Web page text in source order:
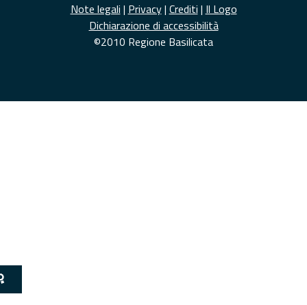
Note legali | Privacy| Crediti | Il Logo
Dichiarazione di accessibilità
©2010 Regione Basilicata